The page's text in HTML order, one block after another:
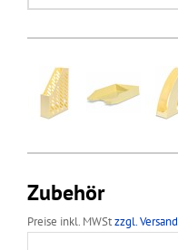
Zubehör
Preise inkl. MWStzzgl. Versand